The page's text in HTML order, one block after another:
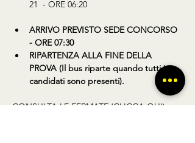
21  - ORE 06:20
ARRIVO PREVISTO SEDE CONCORSO
- ORE 07:30
RIPARTENZA ALLA FINE DELLA
PROVA (Il bus riparte quando tutti i
candidati sono presenti).
CONSULTA LE FERMATE (CLICCA QUI)